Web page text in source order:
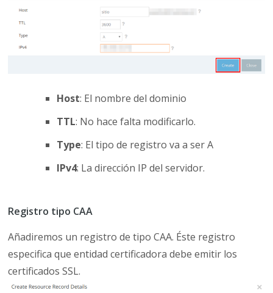
Host: El nombre del dominio
TTL: No hace falta modificarlo.
Type: El tipo de registro va a ser A
IPv4: La dirección IP del servidor.
Registro tipo CAA
Añadiremos un registro de tipo CAA. Éste registro
especifica que entidad certificadora debe emitir los
certificados SSL.